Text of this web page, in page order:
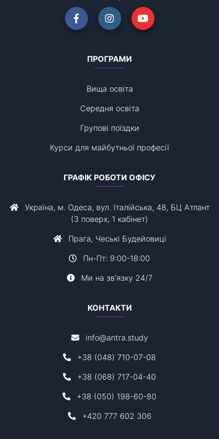
ПРОГРАМИ
Вища освіта
Середня освіта
Групові поїздки
Курси для майбутньої професії
ГРАФІК РОБОТИ ОФІСУ
Україна, м. Одеса, вул. Італійська, 48, БЦ Атлант
(3 поверх, 1 кабінет)
Прага, Чеські Будейовиці
Пн-Пт: 9:00-18:00
Ми на зв'язку 24/7
КОНТАКТИ
info@antra.study
+38 (048) 710-07-08
+38 (068) 717-04-40
+38 (050) 198-60-80
+420 777 602 306